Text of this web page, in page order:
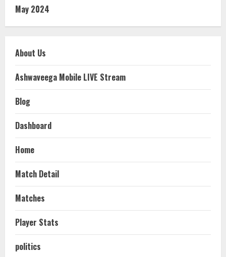
May 2024
About Us
Ashwaveega Mobile LIVE Stream
Blog
Dashboard
Home
Match Detail
Matches
Player Stats
politics